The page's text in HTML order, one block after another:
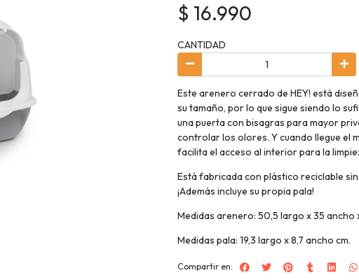
$ 16.990
CANTIDAD
Este arenero cerrado de HEY! está
su tamaño, por lo que sigue siendo lo
una puerta con bisagras para mayor
controlar los olores. Y cuando llegue el
facilita el acceso al interior para la
Está fabricada con plástico reciclable
¡Además incluye su propia pala!
Medidas arenero: 50,5 largo x 35 ancho
Medidas pala: 19,3 largo x 8,7 ancho cm.
Compartir en: